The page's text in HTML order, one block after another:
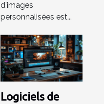
d'images
personnalisées est...
Logiciels de